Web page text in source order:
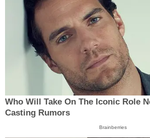
Who Will Take On The Iconic Role
Casting Rumors
Brainberries